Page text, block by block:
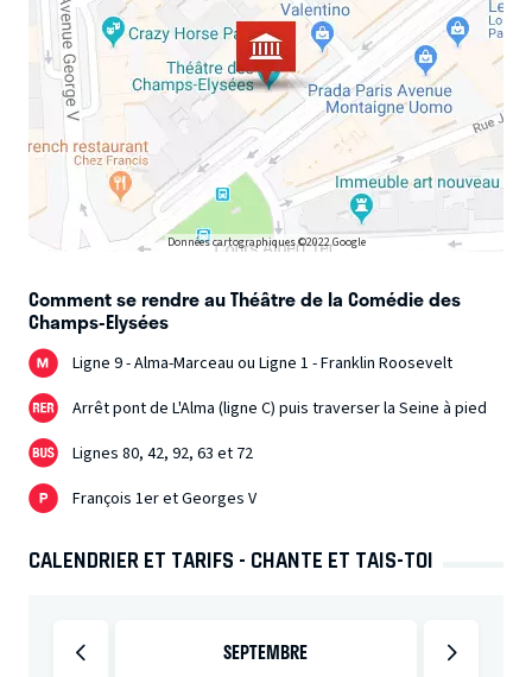
Données cartographiques ©2022 Google
Comment se rendre au Théâtre de la Comédie des
Champs-Elysées
Ligne 9 - Alma-Marceau ou Ligne 1 - Franklin Roosevelt
Arrêt pont de L'Alma (ligne C) puis traverser la Seine à pied
Lignes 80, 42, 92, 63 et 72
François 1er et Georges V
CALENDRIER ET TARIFS - CHANTE ET TAIS-TOI
SEPTEMBRE